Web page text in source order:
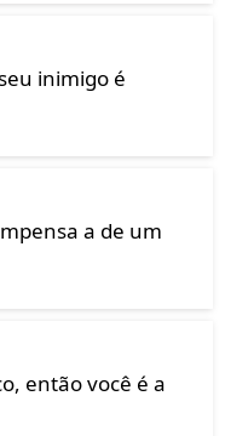
inimigo é
a de um
então você é a